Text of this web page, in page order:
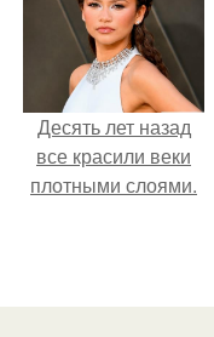
Десять лет назад
все красили веки
плотными слоями.